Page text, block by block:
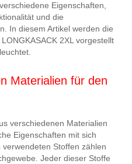
Eigenschaften,
und die
In diesem Artikel werden die
2XL vorgestellt
Materialien für den
verschiedenen Materialien
Eigenschaften mit sich
Stoffen zählen
Jeder dieser Stoffe